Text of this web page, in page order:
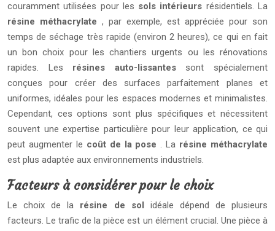
couramment utilisées pour les sols intérieurs résidentiels. La
résine méthacrylate , par exemple, est appréciée pour son
temps de séchage très rapide (environ 2 heures), ce qui en fait
un bon choix pour les chantiers urgents ou les rénovations
rapides. Les résines auto-lissantes sont spécialement
conçues pour créer des surfaces parfaitement planes et
uniformes, idéales pour les espaces modernes et minimalistes.
Cependant, ces options sont plus spécifiques et nécessitent
souvent une expertise particulière pour leur application, ce qui
peut augmenter le coût de la pose . La résine méthacrylate
est plus adaptée aux environnements industriels.
Facteurs à considérer pour le choix
Le choix de la résine de sol idéale dépend de plusieurs
facteurs. Le trafic de la pièce est un élément crucial. Une pièce à